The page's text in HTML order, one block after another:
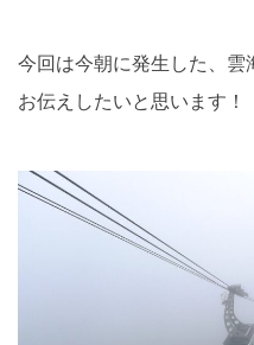
今回は今朝に発生した、雲
お伝えしたいと思います！